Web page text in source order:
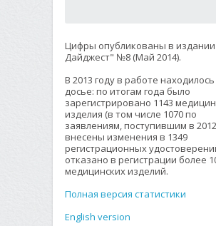
Цифры опубликованы в
Дайджест" №8 (Май 2014).
В 2013 году в работе находилось
досье: по итогам года было
зарегистрировано 1143
изделия (в том числе 1070 по
заявлениям, поступившим в 2012
внесены изменения в 1349
регистрационных
отказано в регистрации более
медицинских изделий.
Полная версия статистики
English version